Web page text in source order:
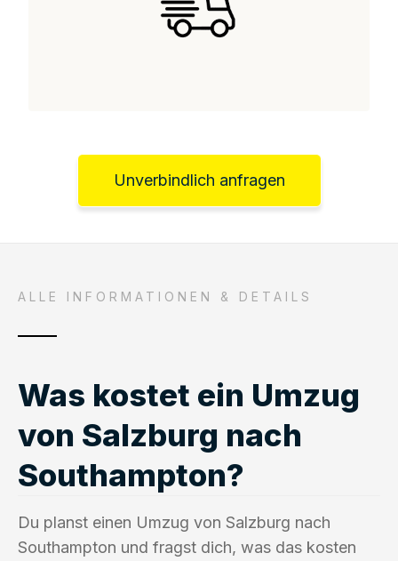
Unverbindlich anfragen
ALLE INFORMATIONEN & DETAILS
Was kostet ein Umzug
von Salzburg nach
Southampton?
Du planst einen Umzug von Salzburg nach
Southampton und fragst dich, was das kosten